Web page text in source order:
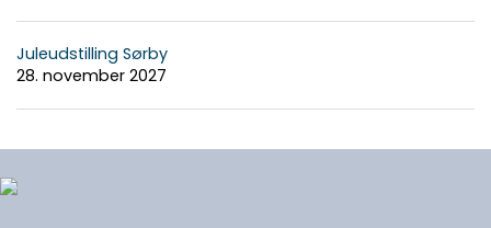
Juleudstilling Sørby
28. november 2027